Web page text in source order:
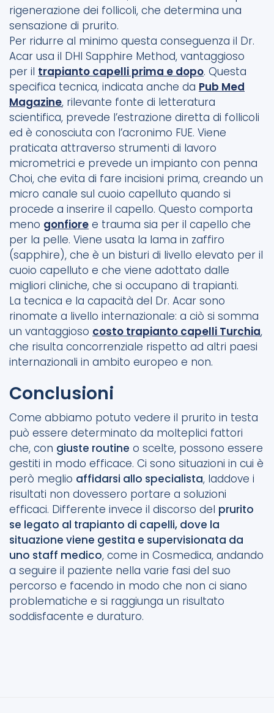
rigenerazione dei follicoli, che determina una
sensazione di prurito.
Per ridurre al minimo questa conseguenza il Dr.
Acar usa il DHI Sapphire Method, vantaggioso
per il trapianto capelli prima e dopo. Questa
specifica tecnica, indicata anche da Pub Med
Magazine, rilevante fonte di letteratura
scientifica, prevede l’estrazione diretta di follicoli
ed è conosciuta con l’acronimo FUE. Viene
praticata attraverso strumenti di lavoro
micrometrici e prevede un impianto con penna
Choi, che evita di fare incisioni prima, creando un
micro canale sul cuoio capelluto quando si
procede a inserire il capello. Questo comporta
meno gonfiore e trauma sia per il capello che
per la pelle. Viene usata la lama in zaffiro
(sapphire), che è un bisturi di livello elevato per il
cuoio capelluto e che viene adottato dalle
migliori cliniche, che si occupano di trapianti.
La tecnica e la capacità del Dr. Acar sono
rinomate a livello internazionale: a ciò si somma
un vantaggioso costo trapianto capelli Turchia,
che risulta concorrenziale rispetto ad altri paesi
internazionali in ambito europeo e non.
Conclusioni
Come abbiamo potuto vedere il prurito in testa
può essere determinato da molteplici fattori
che, con giuste routine o scelte, possono essere
gestiti in modo efficace. Ci sono situazioni in cui è
però meglio affidarsi allo specialista, laddove i
risultati non dovessero portare a soluzioni
efficaci. Differente invece il discorso del prurito
se legato al trapianto di capelli, dove la
situazione viene gestita e supervisionata da
uno staff medico, come in Cosmedica, andando
a seguire il paziente nella varie fasi del suo
percorso e facendo in modo che non ci siano
problematiche e si raggiunga un risultato
soddisfacente e duraturo.